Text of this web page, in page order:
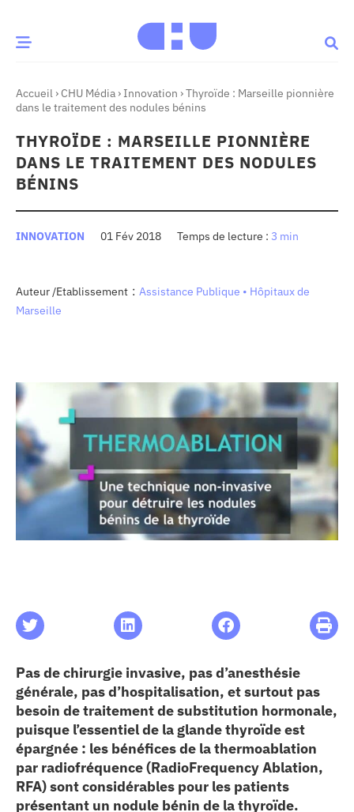
MOMENT
Innovation
& patrimoine Patient
ce qu’un CHU ?
des CHU
articles
& patrimoine
écologique
Accueil › CHU Média › Innovation ›Thyroïde : Marseille pionnière
dans le traitement des nodules bénins
THYROÏDE : MARSEILLE PIONNIÈRE
DANS LE TRAITEMENT DES NODULES
BÉNINS
INNOVATION 01 Fév 2018 3 min
Auteur /Etablissement : Assistance Publique • Hôpitaux de
Marseille
Pas de chirurgie invasive, pas d’anesthésie
générale, pas d’hospitalisation, et surtout pas
besoin de traitement de substitution hormonale,
puisque l’essentiel de la glande thyroïde est
épargnée : les bénéfices de la thermoablation
par radiofréquence (RadioFrequency Ablation,
RFA) sont considérables pour les patients
présentant un nodule bénin de la thyroïde.